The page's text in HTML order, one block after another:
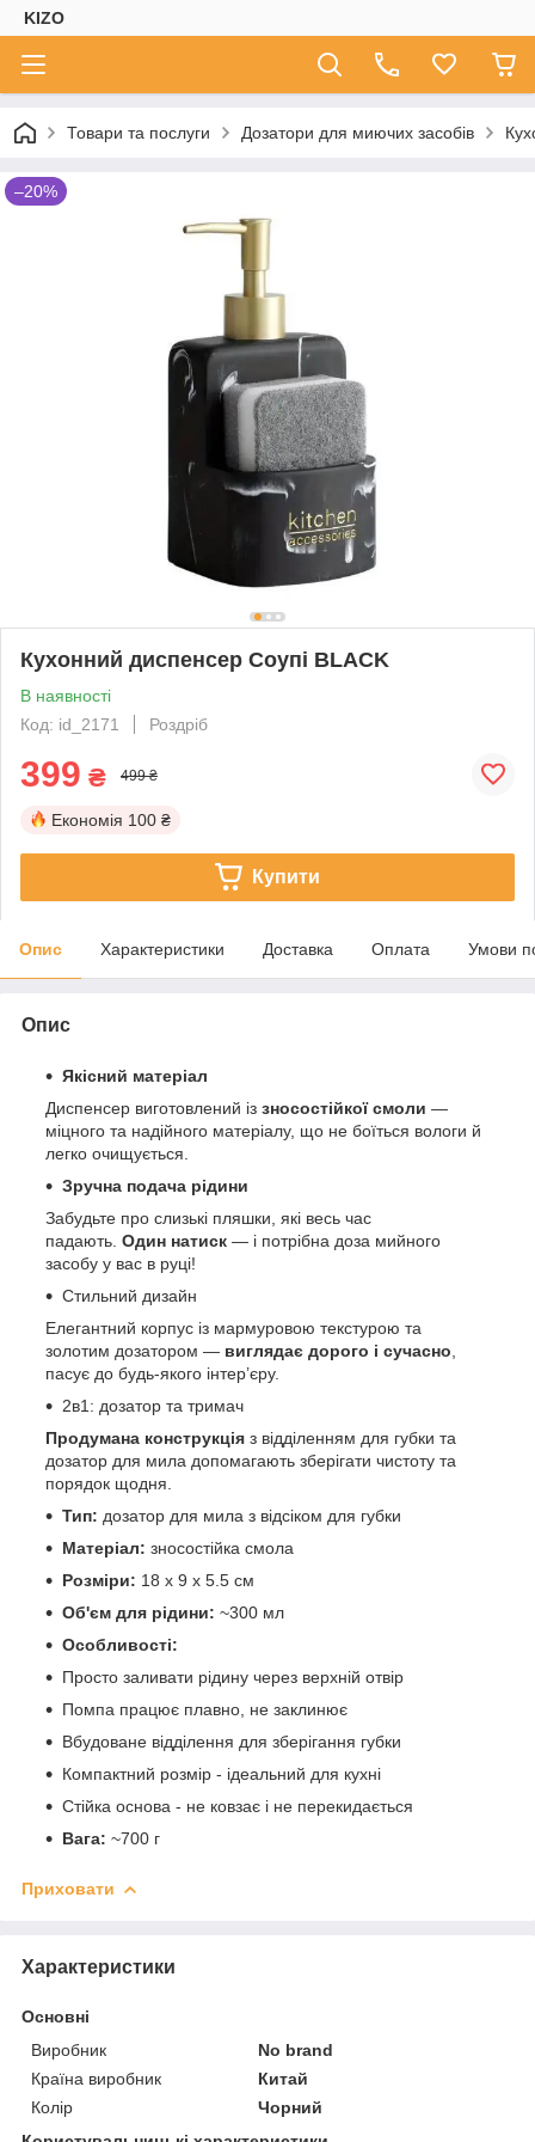
KIZO
Товари та послуги Дозатори для миючих засобів
–20%
Кухонний диспенсер Соупі BLACK
В наявності
Код: id_2171
Роздріб
399 ₴ 499 ₴
Економія 100 ₴
Купити
Опис Характеристики Доставка Оплата Умови
Опис
Якісний матеріал
Диспенсер виготовлений із зносостійкої смоли —
міцного та надійного матеріалу, що не боїться вологи й
легко очищується.
Зручна подача рідини
Забудьте про слизькі пляшки, які весь час
падають. Один натиск — і потрібна доза мийного
засобу у вас в руці!
Стильний дизайн
Елегантний корпус із мармуровою текстурою та
золотим дозатором — виглядає дорого і сучасно
пасує до будь-якого інтер’єру.
2в1: дозатор та тримач
Продумана конструкція з відділенням для губки та
дозатор для мила допомагають зберігати чистоту та
порядок щодня.
Тип: дозатор для мила з відсіком для губки
Матеріал: зносостійка смола
Розміри: 18 х 9 х 5.5 см
Об'єм для рідини: ~300 мл
Особливості:
Просто заливати рідину через верхній отвір
Помпа працює плавно, не заклинює
Вбудоване відділення для зберігання губки
Компактний розмір - ідеальний для кухні
Стійка основа - не ковзає і не перекидається
Вага: ~700 г
Приховати
Характеристики
Основні
Виробник
No brand
Країна виробник
Китай
Колір
Чорний